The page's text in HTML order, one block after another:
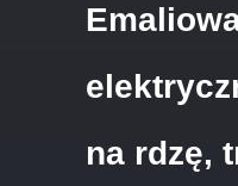
na rdzę,